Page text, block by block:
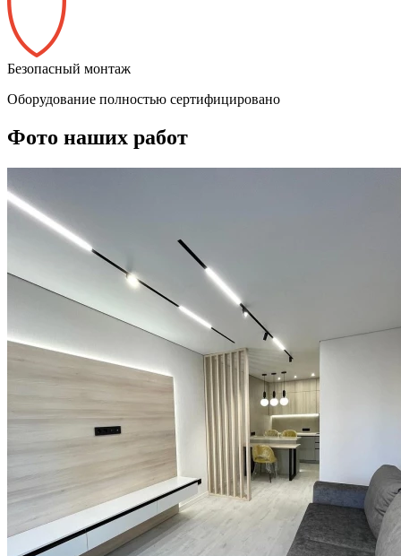
Безопасный монтаж
Оборудование полностью сертифицировано
Фото наших работ